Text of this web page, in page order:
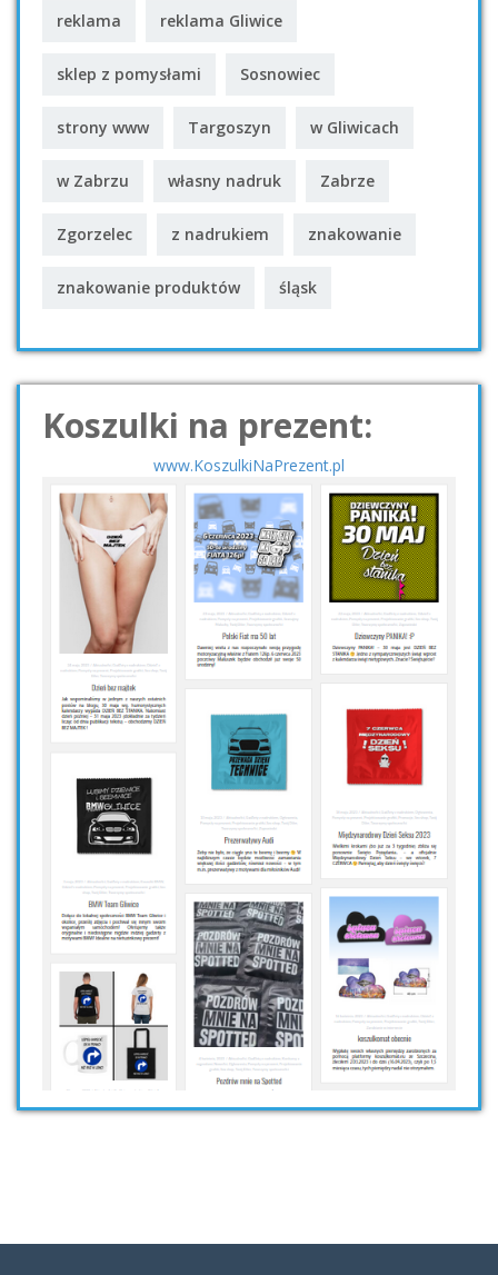
reklama reklama Gliwice
sklep z pomysłami Sosnowiec
strony www Targoszyn w Gliwicach
w Zabrzu własny nadruk Zabrze
Zgorzelec z nadrukiem znakowanie
znakowanie produktów śląsk
Koszulki na prezent:
www.KoszulkiNaPrezent.pl